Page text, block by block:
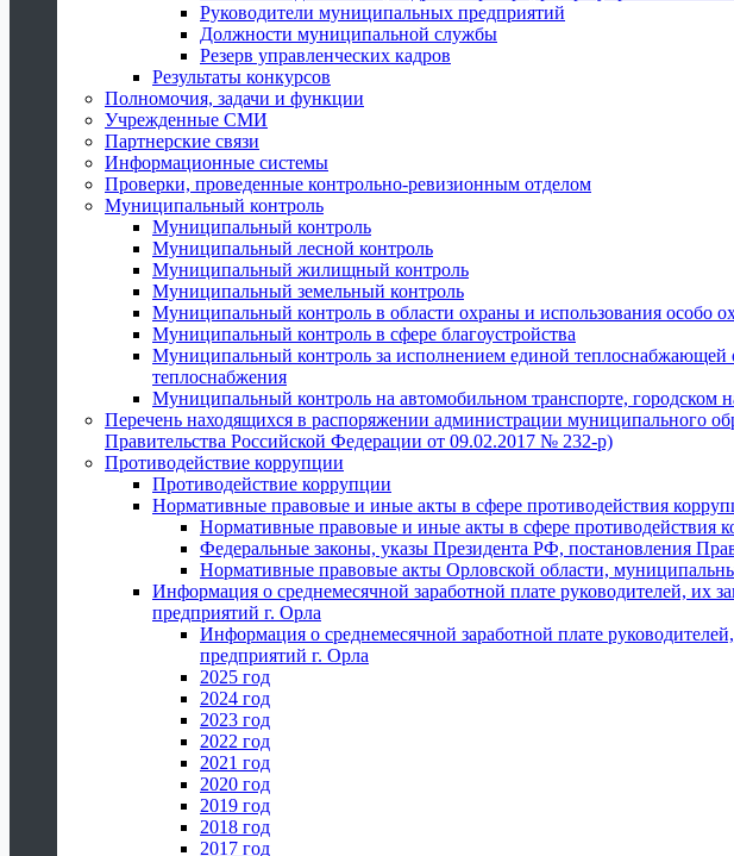
Руководители муниципальных предприятий
Должности муниципальной службы
Резерв управленческих кадров
Результаты конкурсов
Полномочия, задачи и функции
Учрежденные СМИ
Партнерские связи
Информационные системы
Проверки, проведенные контрольно-ревизионным отделом
Муниципальный контроль
Муниципальный контроль
Муниципальный лесной контроль
Муниципальный жилищный контроль
Муниципальный земельный контроль
Муниципальный контроль в области охраны и использования особо
Муниципальный контроль в сфере благоустройства
Муниципальный контроль за исполнением единой теплоснабжающей
теплоснабжения
Муниципальный контроль на автомобильном транспорте, городском
Перечень находящихся в распоряжении администрации муниципального
Правительства Российской Федерации от 09.02.2017 № 232-р)
Противодействие коррупции
Противодействие коррупции
Нормативные правовые и иные акты в сфере противодействия
Нормативные правовые и иные акты в сфере противодействия
Федеральные законы, указы Президента РФ, постановления
Нормативные правовые акты Орловской области,
Информация о среднемесячной заработной плате руководителей,
предприятий г. Орла
Информация о среднемесячной заработной плате
предприятий г. Орла
2025 год
2024 год
2023 год
2022 год
2021 год
2020 год
2019 год
2018 год
2017 год